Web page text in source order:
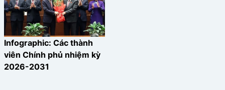
Infographic: Các thành
viên Chính phủ nhiệm kỳ
2026-2031